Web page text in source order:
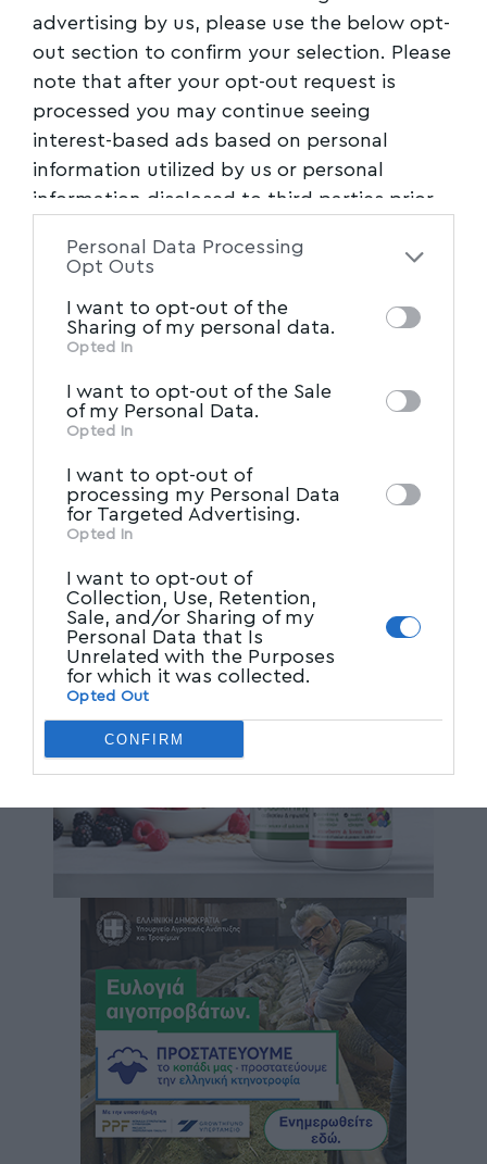
advertising by us, please use the below opt-
out section to confirm your selection. Please
note that after your opt-out request is
processed you may continue seeing
interest-based ads based on personal
information utilized by us or personal
information disclosed to third parties prior
of the further disclosure of your personal
of downstream participants. This
information may also be disclosed by us to
Participantsthat may further disclose it to
other third parties.
Personal Data Processing
Opt Outs
I want to opt-out of the
Sharing of my personal data.
Opted In
I want to opt-out of the Sale
of my Personal Data.
Opted In
I want to opt-out of
processing my Personal Data
for Targeted Advertising.
Opted In
I want to opt-out of
Collection, Use, Retention,
Sale, and/or Sharing of my
Personal Data that Is
Unrelated with the Purposes
for which it was collected.
Opted Out
CONFIRM